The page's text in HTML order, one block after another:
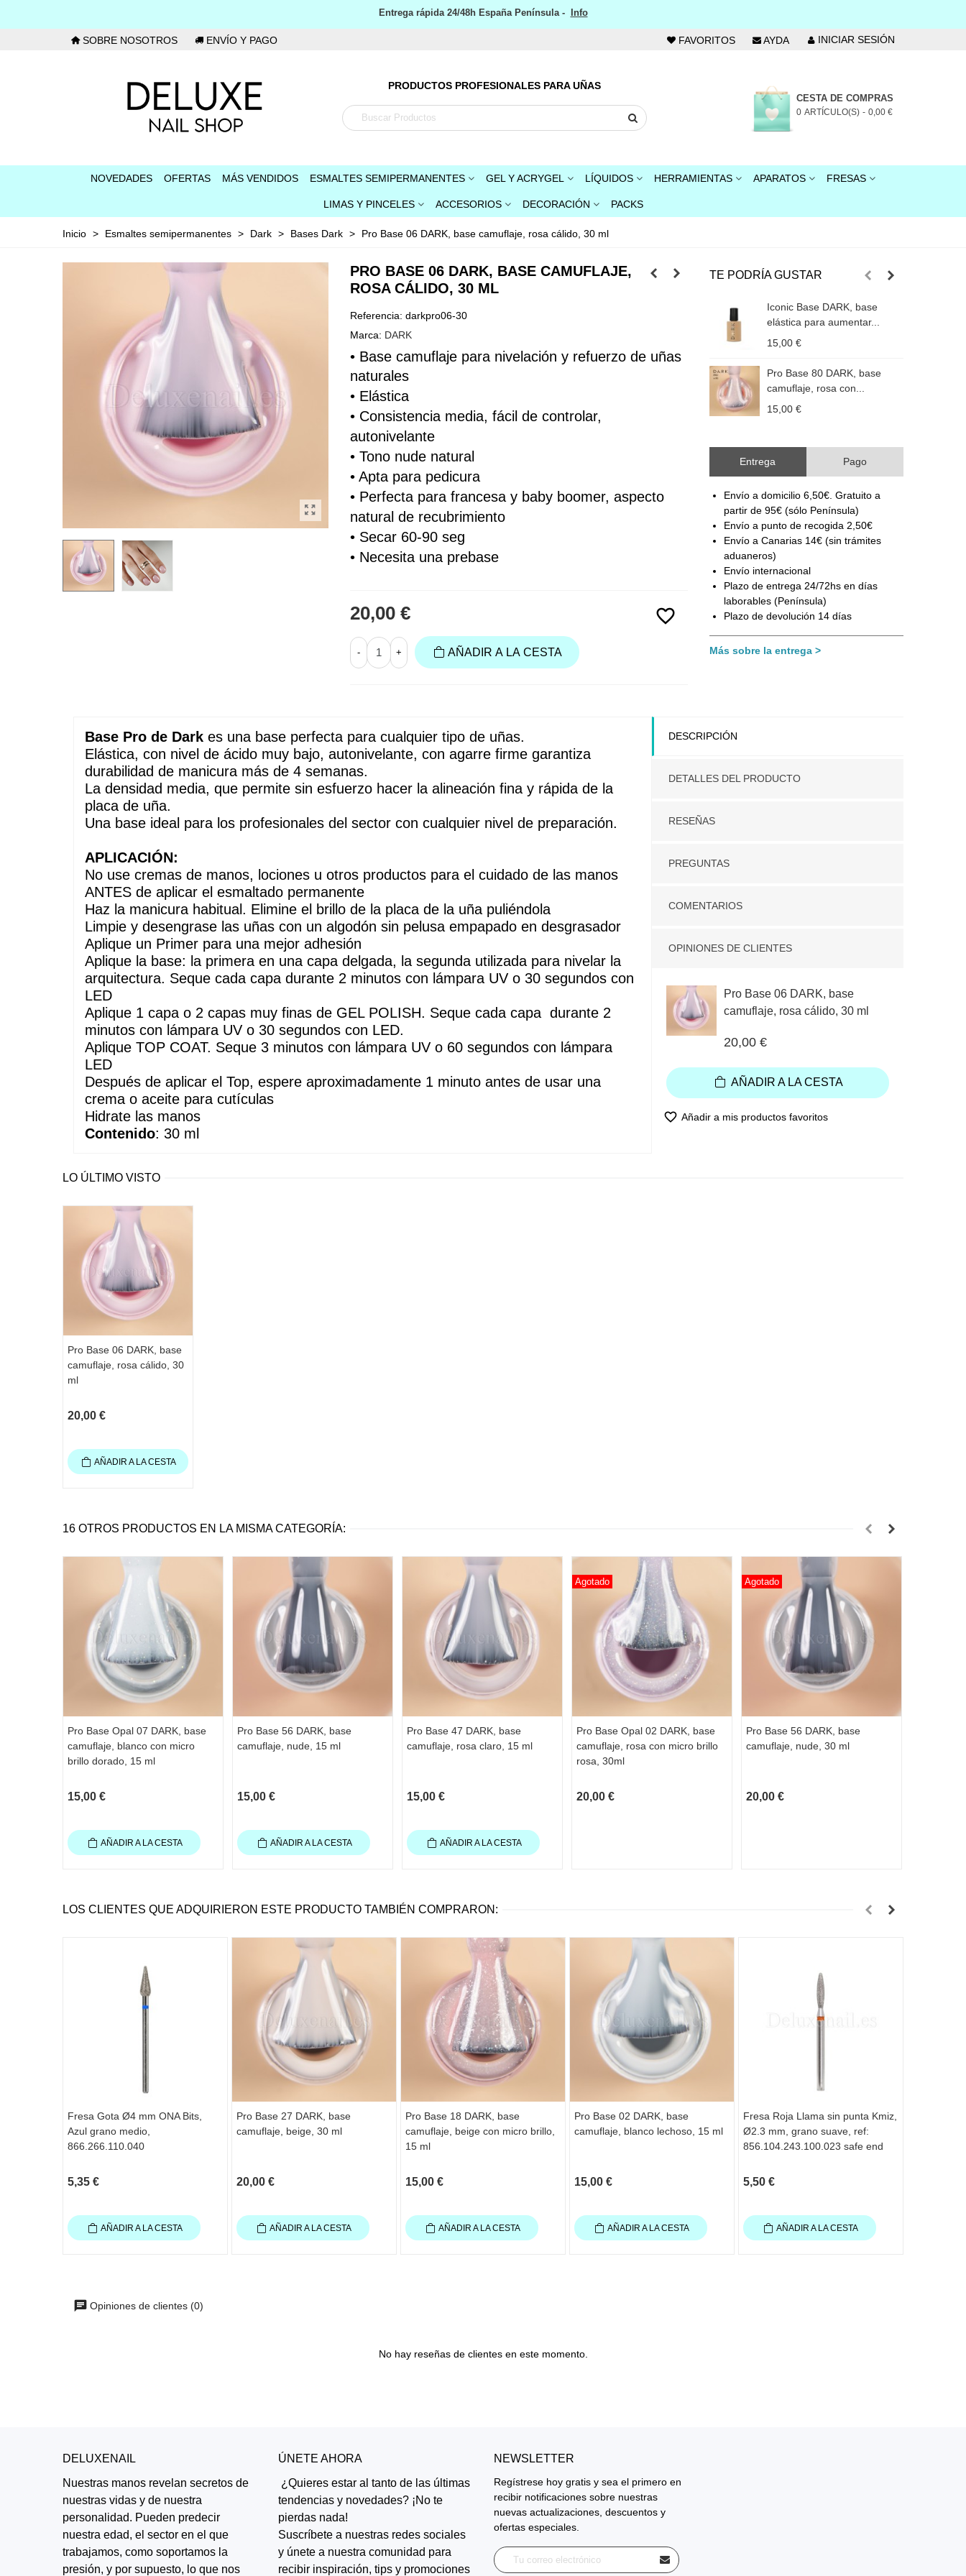
Entrega rápida 24/48h España Península - Info
SOBRE NOSOTROS ENVÍO Y PAGO FAVORITOS AYDA INICIAR SESIÓN
PRODUCTOS PROFESIONALES PARA UÑAS
CESTA DE COMPRAS
0 ARTÍCULO(S) - 0,00 €
NOVEDADES OFERTAS MÁS VENDIDOS ESMALTES SEMIPERMANENTES GEL Y ACRYGEL LÍQUIDOS HERRAMIENTAS APARATOS FRESAS
LIMAS Y PINCELES ACCESORIOS DECORACIÓN PACKS
Inicio > Esmaltes semipermanentes > Dark > Bases Dark > Pro Base 06 DARK, base camuflaje, rosa cálido, 30 ml
PRO BASE 06 DARK, BASE CAMUFLAJE,
ROSA CÁLIDO, 30 ML
Referencia: darkpro06-30
Marca: DARK
• Base camuflaje para nivelación y refuerzo de uñas
naturales
• Elástica
• Consistencia media, fácil de controlar,
autonivelante
• Tono nude natural
• Apta para pedicura
• Perfecta para francesa y baby boomer, aspecto
natural de recubrimiento
• Secar 60-90 seg
• Necesita una prebase
favorite_border
20,00 €
- + AÑADIR A LA CESTA
TE PODRÍA GUSTAR
Iconic Base DARK, base
elástica para aumentar...
15,00 €
Pro Base 80 DARK, base
camuflaje, rosa con...
15,00 €
Entrega Pago
Envío a domicilio 6,50€. Gratuito a
partir de 95€ (sólo Península)
Envío a punto de recogida 2,50€
Envío a Canarias 14€ (sin trámites
aduaneros)
Envío internacional
Plazo de entrega 24/72hs en días
laborables (Península)
Plazo de devolución 14 días
Más sobre la entrega
DESCRIPCIÓN
DETALLES DEL PRODUCTO
RESEÑAS
PREGUNTAS
COMENTARIOS
OPINIONES DE CLIENTES
Pro Base 06 DARK, base
camuflaje, rosa cálido, 30 ml
20,00 €
AÑADIR A LA CESTA
favorite_border Añadir a mis productos favoritos
Base Pro de Dark es una base perfecta para cualquier tipo de uñas.
Elástica, con nivel de ácido muy bajo, autonivelante, con agarre firme garantiza
durabilidad de manicura más de 4 semanas.
La densidad media, que permite sin esfuerzo hacer la alineación fina y rápida de la
placa de uña.
Una base ideal para los profesionales del sector con cualquier nivel de preparación.
APLICACIÓN:
No use cremas de manos, lociones u otros productos para el cuidado de las manos
ANTES de aplicar el esmaltado permanente
Haz la manicura habitual. Elimine el brillo de la placa de la uña puliéndola
Limpie y desengrase las uñas con un algodón sin pelusa empapado en desgrasador
Aplique un Primer para una mejor adhesión
Aplique la base: la primera en una capa delgada, la segunda utilizada para nivelar la
arquitectura. Seque cada capa durante 2 minutos con lámpara UV o 30 segundos con
LED
Aplique 1 capa o 2 capas muy finas de GEL POLISH. Seque cada capa  durante 2
minutos con lámpara UV o 30 segundos con LED.
Aplique TOP COAT. Seque 3 minutos con lámpara UV o 60 segundos con lámpara
LED
Después de aplicar el Top, espere aproximadamente 1 minuto antes de usar una
crema o aceite para cutículas
Hidrate las manos
Contenido: 30 ml
LO ÚLTIMO VISTO
Pro Base 06 DARK, base
camuflaje, rosa cálido, 30
ml
20,00 €
AÑADIR A LA CESTA
16 OTROS PRODUCTOS EN LA MISMA CATEGORÍA:
Pro Base Opal 07 DARK, base
camuflaje, blanco con micro
brillo dorado, 15 ml
15,00 €
AÑADIR A LA CESTA
Pro Base 56 DARK, base
camuflaje, nude, 15 ml
15,00 €
AÑADIR A LA CESTA
Pro Base 47 DARK, base
camuflaje, rosa claro, 15 ml
15,00 €
AÑADIR A LA CESTA
Agotado
Pro Base Opal 02 DARK, base
camuflaje, rosa con micro brillo
rosa, 30ml
20,00 €
Agotado
Pro Base 56 DARK, base
camuflaje, nude, 30 ml
20,00 €
LOS CLIENTES QUE ADQUIRIERON ESTE PRODUCTO TAMBIÉN COMPRARON:
Fresa Gota Ø4 mm ONA Bits,
Azul grano medio,
866.266.110.040
5,35 €
AÑADIR A LA CESTA
Pro Base 27 DARK, base
camuflaje, beige, 30 ml
20,00 €
AÑADIR A LA CESTA
Pro Base 18 DARK, base
camuflaje, beige con micro brillo,
15 ml
15,00 €
AÑADIR A LA CESTA
Pro Base 02 DARK, base
camuflaje, blanco lechoso, 15 ml
15,00 €
AÑADIR A LA CESTA
Fresa Roja Llama sin punta Kmiz,
Ø2.3 mm, grano suave, ref:
856.104.243.100.023 safe end
5,50 €
AÑADIR A LA CESTA
Opiniones de clientes (0)
No hay reseñas de clientes en este momento.
DELUXENAIL
Nuestras manos revelan secretos de
nuestras vidas y de nuestra
personalidad. Pueden predecir
nuestra edad, el sector en el que
trabajamos, como soportamos la
presión, y por supuesto, lo que nos
ÚNETE AHORA
¿Quieres estar al tanto de las últimas
tendencias y novedades? ¡No te
pierdas nada!
Suscríbete a nuestras redes sociales
y únete a nuestra comunidad para
recibir inspiración, tips y promociones
NEWSLETTER
Regístrese hoy gratis y sea el primero en
recibir notificaciones sobre nuestras
nuevas actualizaciones, descuentos y
ofertas especiales.